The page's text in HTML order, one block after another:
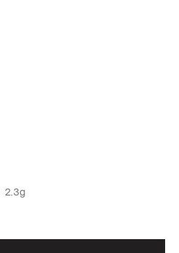
2.3g